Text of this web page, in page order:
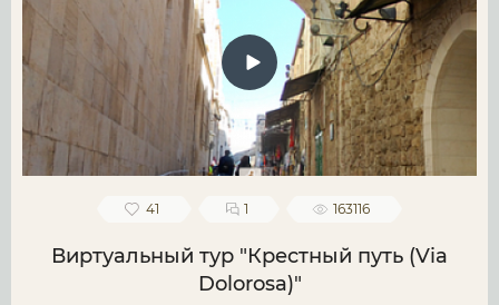
41 1 163116
Виртуальный тур "Крестный путь (Via
Dolorosa)"